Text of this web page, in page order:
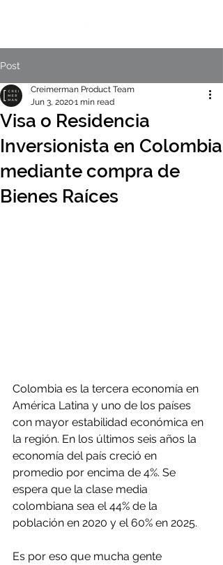
Post
Visa o Residencia
Inversionista en Colombia
mediante compra de
Bienes Raíces
Creimerman Product Team
Jun 3, 20201 min read
Colombia es la tercera economía en
América Latina y uno de los países
con mayor estabilidad económica en
la región. En los últimos seis años la
economía del país creció en
promedio por encima de 4%. Se
espera que la clase media
colombiana sea el 44% de la
población en 2020 y el 60% en 2025.
Es por eso que mucha gente